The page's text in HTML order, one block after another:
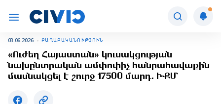
03.06.2026 ՔԱՂԱՔԱԿԱՆՈՒԹՅՈՒՆ
«Ուժեղ Հայաստան» կուսակցության
նախընտրական ամփոփիչ հանրահավաքին
մասնակցել է շուրջ 17500 մարդ․ ԻՔՄ